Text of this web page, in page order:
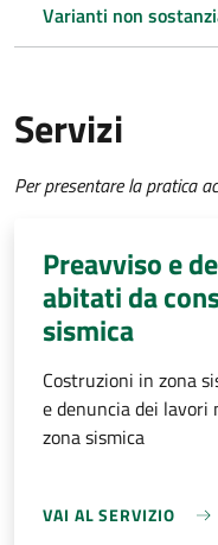
Varianti non
Servizi
Per presentare la pratica
Preavviso e
abitati da
sismica
Costruzioni in zona
e denuncia dei lavori
zona sismica
VAI AL SERVIZIO